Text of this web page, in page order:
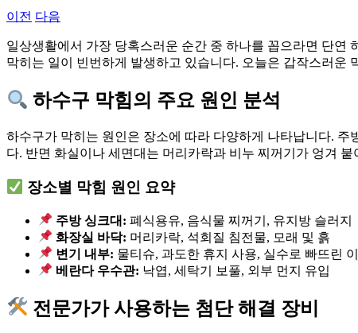
이전 다음
일상생활에서 가장 당혹스러운 순간 중 하나를 꼽으라면 단연
막히는 일이 빈번하게 발생하고 있습니다. 오늘은 갑작스러운
하수구 막힘의 주요 원인 분석
하수구가 막히는 원인은 장소에 따라 다양하게 나타납니다.
다. 반면 화실이나 세면대는 머리카락과 비누 찌꺼기가 엉겨
장소별 막힘 원인 요약
주방 싱크대: 폐식용유, 음식물 찌꺼기, 유지방 슬러지
화장실 바닥: 머리카락, 석회질 침전물, 모래 및 흙
변기 내부: 물티슈, 과도한 휴지 사용, 실수로 빠뜨린
베란다 우수관: 낙엽, 세탁기 보풀, 외부 먼지 유입
전문가가 사용하는 첨단 해결 장비